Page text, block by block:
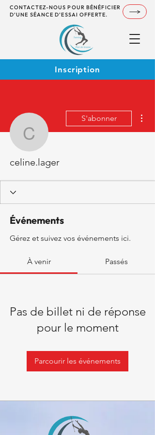
CONTACTEZ-NOUS POUR BÉNÉFICIER
D’UNE SÉANCE D’ESSAI OFFERTE.
Inscription
celine.lager
S'abonner
celine.lager
Événements
Gérez et suivez vos événements ici.
À venir Passés
Pas de billet ni de réponse
pour le moment
Parcourir les événements